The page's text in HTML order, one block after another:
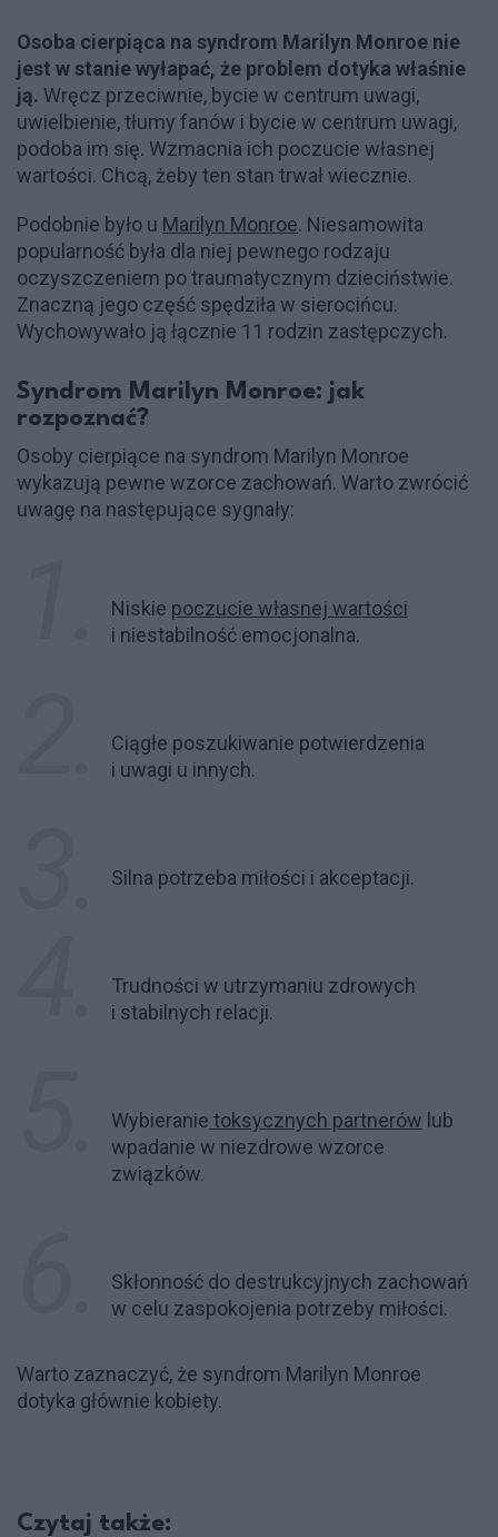
Osoba cierpiąca na syndrom Marilyn Monroe nie
jest w stanie wyłapać, że problem dotyka właśnie
ją. Wręcz przeciwnie, bycie w centrum uwagi,
uwielbienie, tłumy fanów i bycie w centrum uwagi,
podoba im się. Wzmacnia ich poczucie własnej
wartości. Chcą, żeby ten stan trwał wiecznie.
Podobnie było u Marilyn Monroe. Niesamowita
popularność była dla niej pewnego rodzaju
oczyszczeniem po traumatycznym dzieciństwie.
Znaczną jego część spędziła w sierocińcu.
Wychowywało ją łącznie 11 rodzin zastępczych.
Syndrom Marilyn Monroe: jak
rozpoznać?
Osoby cierpiące na syndrom Marilyn Monroe
wykazują pewne wzorce zachowań. Warto zwrócić
uwagę na następujące sygnały:
Niskie poczucie własnej wartości
i niestabilność emocjonalna.
Ciągłe poszukiwanie potwierdzenia
i uwagi u innych.
Silna potrzeba miłości i akceptacji.
Trudności w utrzymaniu zdrowych
i stabilnych relacji.
Wybieranie toksycznych partnerów lub
wpadanie w niezdrowe wzorce
związków.
Skłonność do destrukcyjnych zachowań
w celu zaspokojenia potrzeby miłości.
Warto zaznaczyć, że syndrom Marilyn Monroe
dotyka głównie kobiety.
Czytaj także: